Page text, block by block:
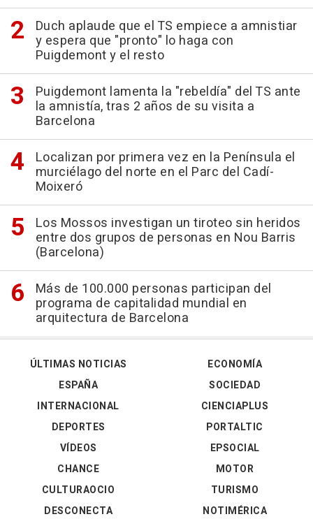
Duch aplaude que el TS empiece a amnistiar
y espera que "pronto" lo haga con
Puigdemont y el resto
Puigdemont lamenta la "rebeldía" del TS ante
la amnistía, tras 2 años de su visita a
Barcelona
Localizan por primera vez en la Península el
murciélago del norte en el Parc del Cadí-
Moixeró
Los Mossos investigan un tiroteo sin heridos
entre dos grupos de personas en Nou Barris
(Barcelona)
Más de 100.000 personas participan del
programa de capitalidad mundial en
arquitectura de Barcelona
ÚLTIMAS NOTICIAS
ESPAÑA
INTERNACIONAL
DEPORTES
VÍDEOS
ECONOMÍA
SOCIEDAD
CIENCIAPLUS
PORTALTIC
EPSOCIAL
CHANCE
CULTURAOCIO
DESCONECTA
MOTOR
TURISMO
NOTIMÉRICA